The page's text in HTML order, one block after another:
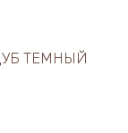
ТЕМНЫЙ